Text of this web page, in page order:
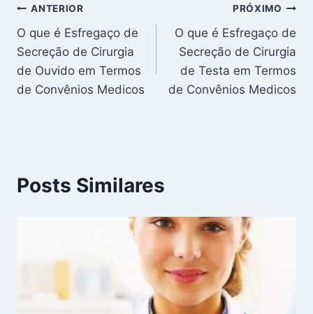
Navegação
de
Post
ANTERIOR
O que é Esfregaço de
Secreção de Cirurgia
de Ouvido em Termos
de Convênios Medicos
PRÓXIMO
O que é Esfregaço de
Secreção de Cirurgia
de Testa em Termos
de Convênios Medicos
Posts Similares